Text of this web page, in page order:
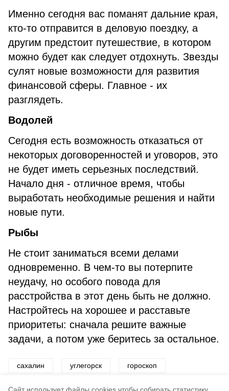
Именно сегодня вас поманят дальние края,
кто-то отправится в деловую поездку, а
другим предстоит путешествие, в котором
можно будет как следует отдохнуть. Звезды
сулят новые возможности для развития
финансовой сферы. Главное - их
разглядеть.
Водолей
Сегодня есть возможность отказаться от
некоторых договоренностей и уговоров, это
не будет иметь серьезных последствий.
Начало дня - отличное время, чтобы
выработать необходимые решения и найти
новые пути.
Рыбы
Не стоит заниматься всеми делами
одновременно. В чем-то вы потерпите
неудачу, но особого повода для
расстройства в этот день быть не должно.
Настройтесь на хорошее и расставьте
приоритеты: сначала решите важные
задачи, а потом уже беритесь за остальное.
сахалин углегорск гороскоп
приметы звезды